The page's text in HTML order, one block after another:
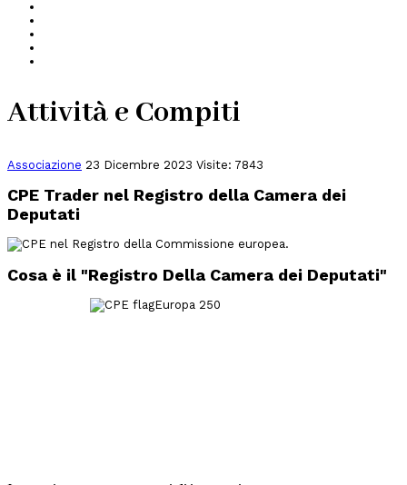
Attività e Compiti
Associazione 23 Dicembre 2023 Visite: 7843
CPE Trader nel Registro della Camera dei
Deputati
Cosa è il "Registro Della Camera dei Deputati"